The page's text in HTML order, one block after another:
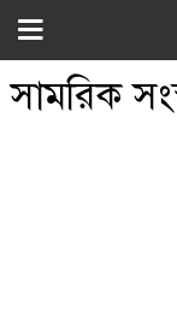
সামরিক